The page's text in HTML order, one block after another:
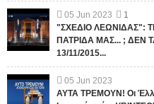
05 Jun 2023
1
"ΣΧΕΔΙΟ ΛΕΩΝΙΔΑΣ":
ΠΑΤΡΙΔΑ ΜΑΣ... ; ΔΕΝ
13/11/2015...
05 Jun 2023
ΑΥΤΑ ΤΡΕΜΟΥΝ! Οι